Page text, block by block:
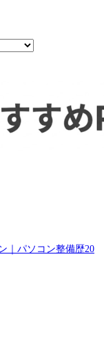
｜パソコン整備歴20